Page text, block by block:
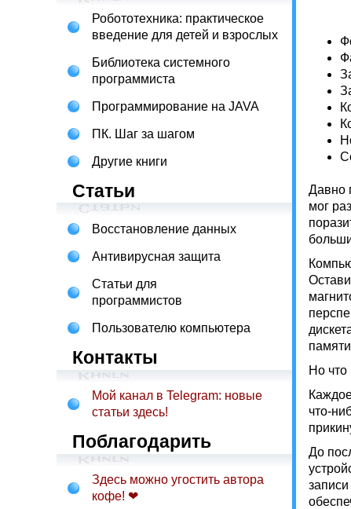
Робототехника: практическое
введение для детей и взрослых
Библиотека системного
программиста
Программирование на JAVA
ПК. Шаг за шагом
Другие книги
Статьи
Восстановление данных
Антивирусная защита
Статьи для
программистов
Пользователю компьютера
Контакты
Мой канал в Telegram: новые
статьи здесь!
Поблагодарить
Здесь можно угостить автора
кофе! ❤
Давно
мог
Но что
что-
До